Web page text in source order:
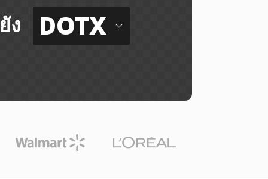
ง DOTX